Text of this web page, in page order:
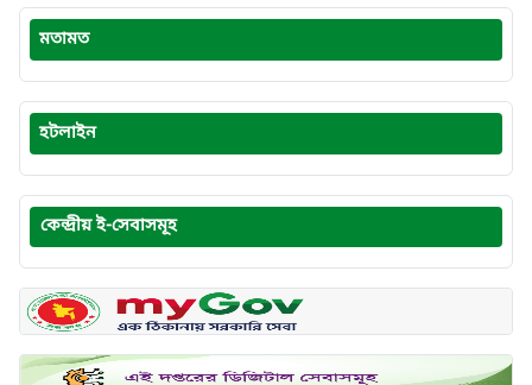
মতামত
হটলাইন
কেন্দ্রীয় ই-সেবাসমূহ